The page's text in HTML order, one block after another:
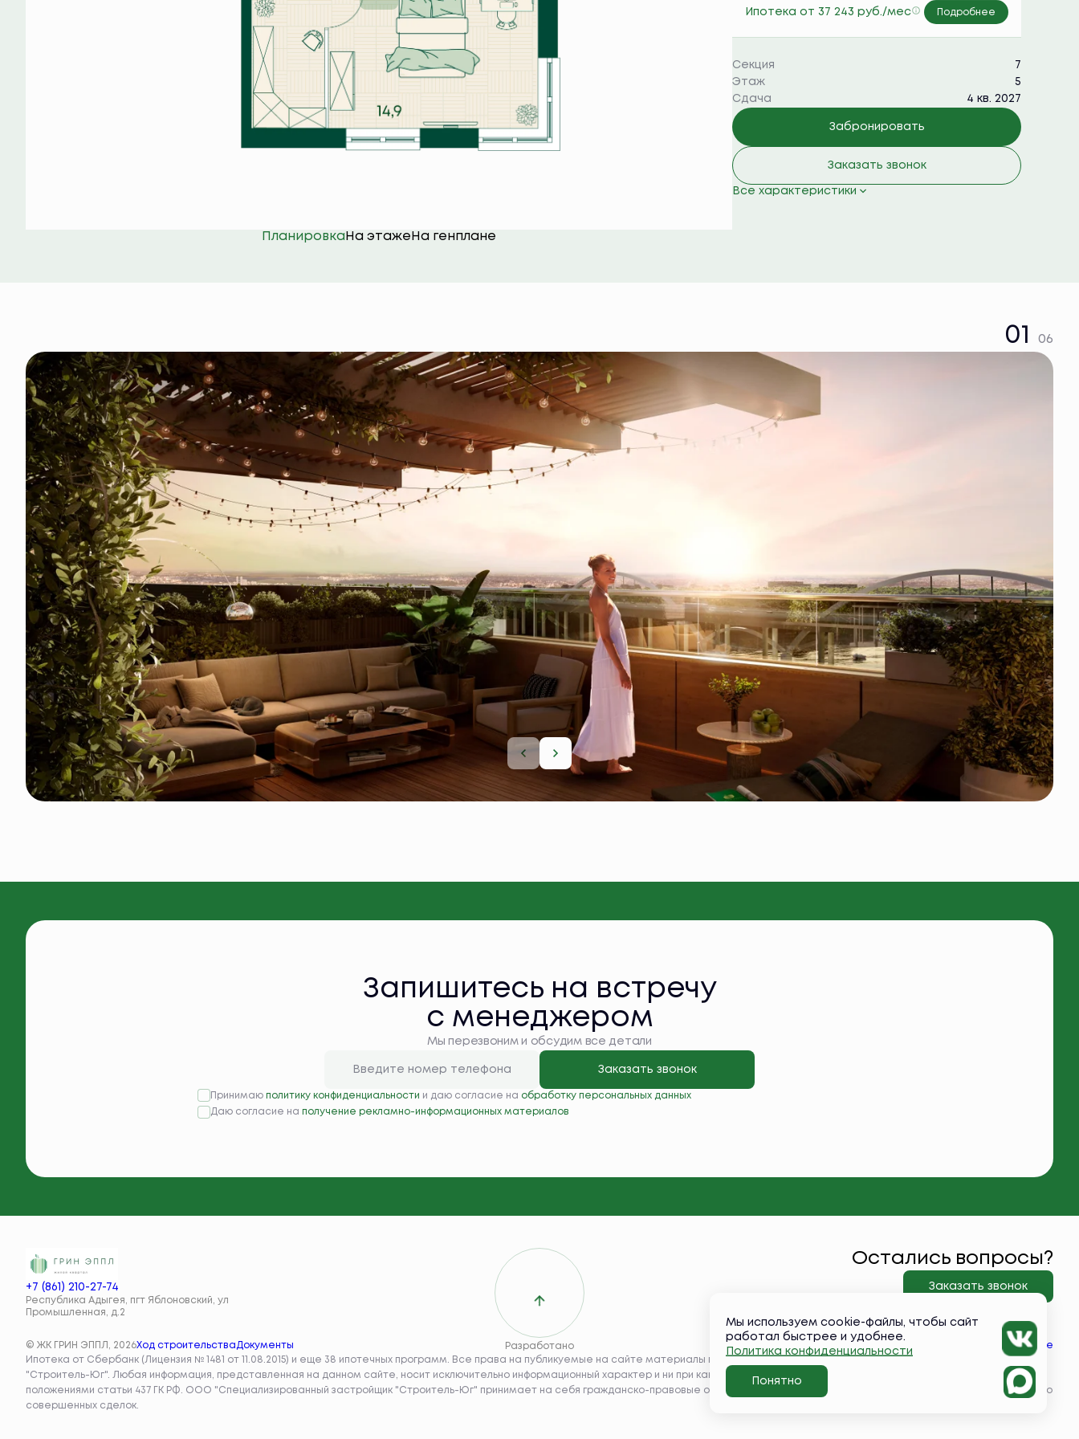
Планировка На этаже На генплане
Ипотека от 37 243 руб./мес Подробнее
Секция
7
Этаж
5
Сдача
4 кв. 2027
Забронировать
Заказать звонок
Все характеристики
01 06
Запишитесь на встречу
с менеджером
Мы перезвоним и обсудим все детали
Заказать звонок
Принимаю политику конфиденциальности и даю согласие на обработку персональных данных
Даю согласие на
получение рекламно-информационных материалов
+7 (861) 210-27-74
Республика Адыгея, пгт Яблоновский, ул
Промышленная, д.2
© ЖК ГРИН ЭППЛ, 2026Ход строительстваДокументы Разработано
Остались вопросы?
Заказать звонок
Вконтакте
Мы используем cookie-файлы, чтобы сайт
работал быстрее и удобнее.
Политика конфиденциальности
Понятно